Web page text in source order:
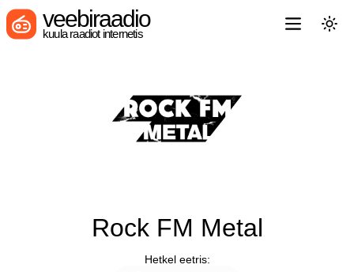
veebiraadio
kuula raadiot internetis
Rock FM Metal
Hetkel eetris: